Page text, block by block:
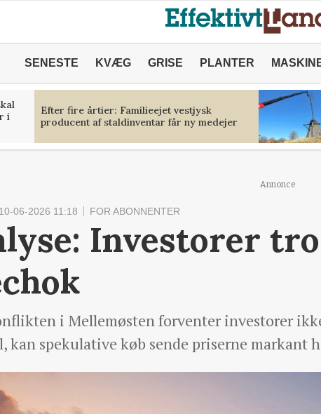
SENESTE KVÆG GRISE PLANTER
i
Efter fire årtier: Familieejet vestjysk
producent af staldinventar får ny medejer
Annonce
10-06-2026 11:18 FOR ABONNENTER
Investorer
i Mellemøsten forventer investorer
kan spekulative køb sende priserne markant